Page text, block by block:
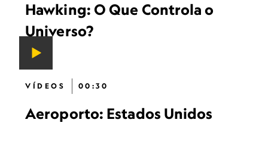
Hawking: O Que Controla o
Universo?
VÍDEOS 00:30
Aeroporto: Estados Unidos